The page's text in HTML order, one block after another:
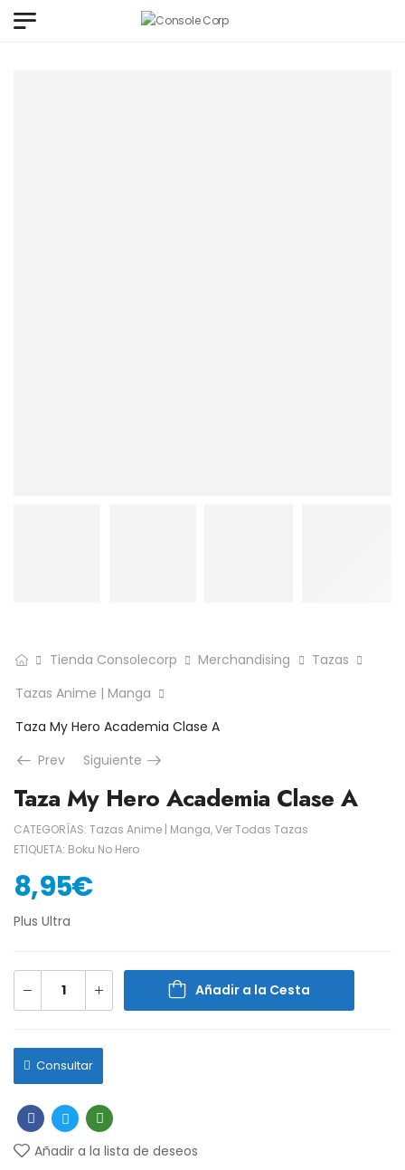
Tienda Consolecorp Merchandising
Tazas
Tazas Anime | Manga
Taza My Hero Academia Clase A
Prev
Siguiente
Taza My Hero Academia Clase A
CATEGORÍAS: Tazas Anime | Manga,Ver Todas Tazas
ETIQUETA: Boku No Hero
8,95€
Plus Ultra
Añadir a la Cesta
Consultar
Añadir a la lista de deseos